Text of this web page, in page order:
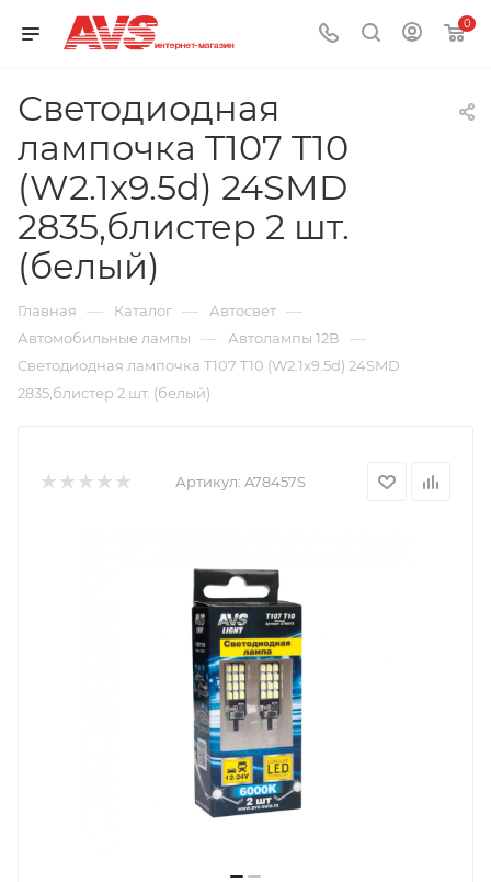
0
Светодиодная
лампочка T107 T10
(W2.1x9.5d) 24SMD
2835,блистер 2 шт.
(белый)
Главная — Каталог — Автосвет —
Автомобильные лампы — Автолампы 12В —
Светодиодная лампочка T107 T10 (W2.1x9.5d) 24SMD
2835,блистер 2 шт. (белый)
Артикул: A78457S